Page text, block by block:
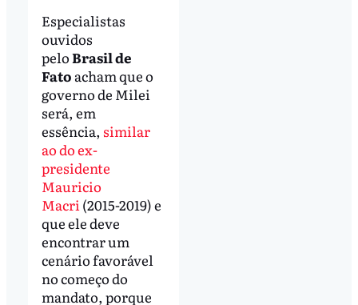
Especialistas
ouvidos
peloBrasil de
Fato acham que o
governo de Milei
será, em
essência, similar
ao do ex-
presidente
Mauricio
Macri (2015-2019) e
que ele deve
encontrar um
cenário favorável
no começo do
mandato, porque